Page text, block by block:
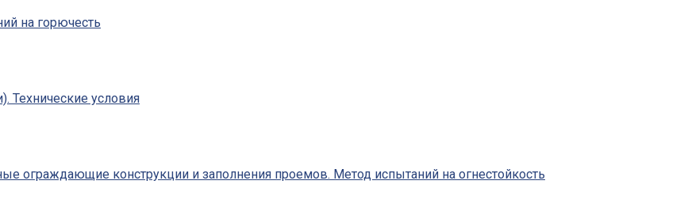
на горючесть
Технические условия
ограждающие конструкции и заполнения проемов. Метод испытаний на огнестойкость